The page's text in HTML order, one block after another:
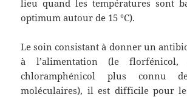
lieu quand les températures sont
optimum autour de 15 °C).
Le soin consistant à donner un
à l’alimentation (le florfénicol,
chloramphénicol plus connu
moléculaires), il est difficile pour